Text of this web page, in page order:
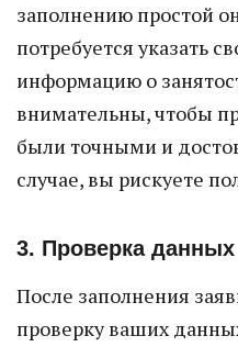
заполнению простой
потребуется указать
информацию о
внимательны, чтобы
были точными и
случае, вы рискуете
3. Проверка данных
После заполнения
проверку ваших